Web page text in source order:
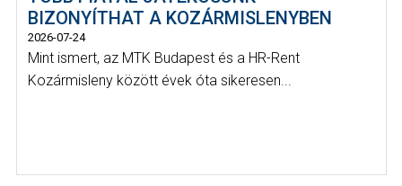
BIZONYÍTHAT A KOZÁRMISLENYBEN
2026-07-24
Mint ismert, az MTK Budapest és a HR-Rent
Kozármisleny között évek óta sikeresen...